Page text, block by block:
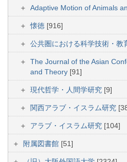
Adaptive Motion of Animals
懐徳 [916]
公共圏における科学技術・教
The Journal of the Asian
and Theory [91]
現代哲学・人間学研究 [9]
関西アラブ・イスラム研究
アラブ・イスラム研究 [104]
附属図書館 [51]